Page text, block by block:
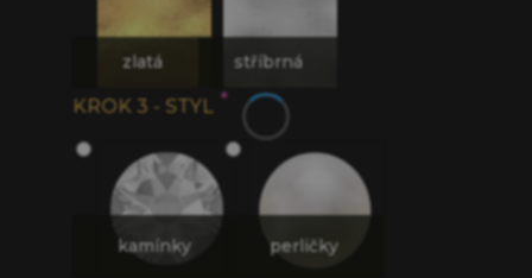
zlatá stříbrná
KROK 3 - STYL *
kamínky perličky